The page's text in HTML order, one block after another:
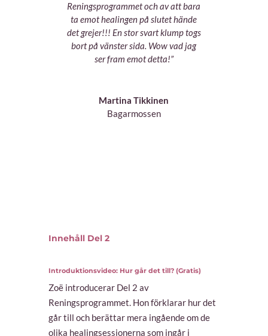
Reningsprogrammet och av att bara
ta emot healingen på slutet hände
det grejer!!! En stor svart klump togs
bort på vänster sida. Wow vad jag
ser fram emot detta!”
Martina Tikkinen
Bagarmossen
Innehåll Del 2
Introduktionsvideo: Hur går det till? (Gratis)
Zoë introducerar Del 2 av
Reningsprogrammet. Hon förklarar hur det
går till och berättar mera ingående om de
olika healingsessionerna som ingår i